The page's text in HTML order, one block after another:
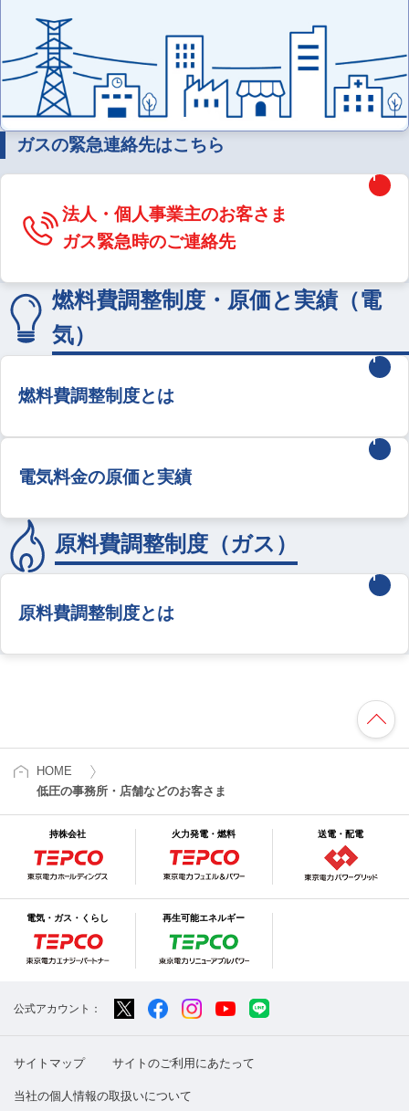
ガスの緊急連絡先はこちら
法人・個人事業主のお客さま
ガス緊急時のご連絡先
燃料費調整制度・原価と実績（電
気）
燃料費調整制度とは
電気料金の原価と実績
原料費調整制度（ガス）
原料費調整制度とは
HOME
低圧の事務所・店舗などのお客さま
持株会社 火力発電・燃料 送電・配電
電気・ガス・くらし 再生可能エネルギー
公式アカウント：
サイトマップ サイトのご利用にあたって
当社の個人情報の取扱いについて